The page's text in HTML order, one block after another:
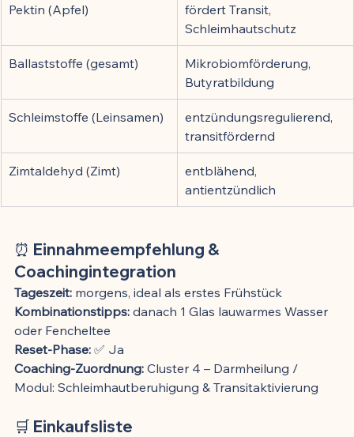
Pektin (Apfel)
fördert Transit,
Schleimhautschutz
Ballaststoffe (gesamt)
Mikrobiomförderung,
Butyratbildung
Schleimstoffe (Leinsamen)
entzündungsregulierend,
transitfördernd
Zimtaldehyd (Zimt)
entblähend,
antientzündlich
⏰ Einnahmeempfehlung &
Coachingintegration
Tageszeit: morgens, ideal als erstes Frühstück
Kombinationstipps: danach 1 Glas lauwarmes Wasser
oder Fencheltee
Reset-Phase: ✅ Ja
Coaching-Zuordnung: Cluster 4 – Darmheilung /
Modul: Schleimhautberuhigung & Transitaktivierung
🛒 Einkaufsliste